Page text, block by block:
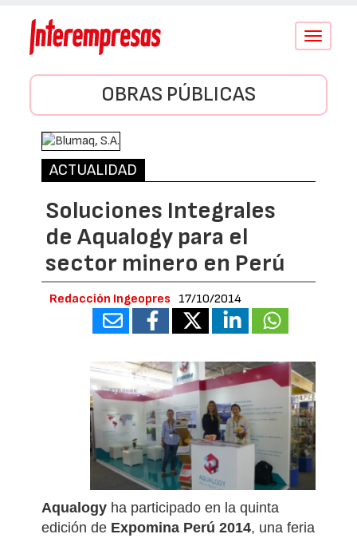
Conmutar
OBRAS PÚBLICAS
ACTUALIDAD
Soluciones Integrales
de Aqualogy para el
sector minero en Perú
Redacción Ingeopres 17/10/2014
Aqualogy ha participado en la quinta
edición de Expomina Perú 2014, una feria